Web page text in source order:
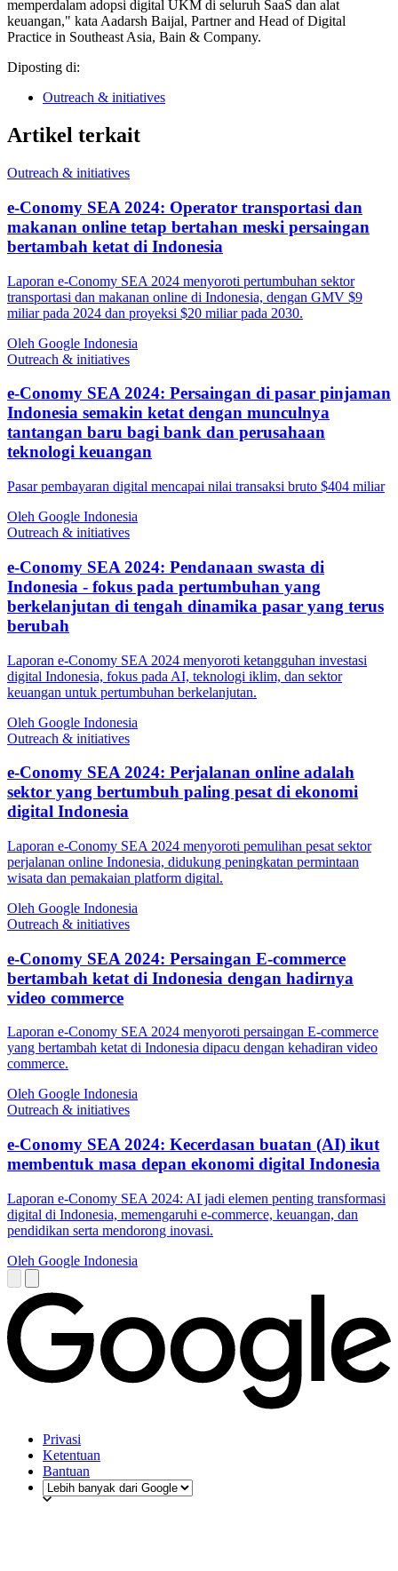
memperdalam adopsi digital UKM di seluruh SaaS dan alat
keuangan," kata Aadarsh Baijal, Partner and Head of Digital
Practice in Southeast Asia, Bain & Company.
Diposting di:
Outreach & initiatives
Artikel terkait
Outreach & initiatives
e-Conomy SEA 2024: Operator transportasi dan
makanan online tetap bertahan meski persaingan
bertambah ketat di Indonesia
Laporan e-Conomy SEA 2024 menyoroti pertumbuhan sektor
transportasi dan makanan online di Indonesia, dengan GMV $9
miliar pada 2024 dan proyeksi $20 miliar pada 2030.
Oleh Google Indonesia
Outreach & initiatives
e-Conomy SEA 2024: Persaingan di pasar pinjaman
Indonesia semakin ketat dengan munculnya
tantangan baru bagi bank dan perusahaan
teknologi keuangan
Pasar pembayaran digital mencapai nilai transaksi bruto $404 miliar
Oleh Google Indonesia
Outreach & initiatives
e-Conomy SEA 2024: Pendanaan swasta di
Indonesia - fokus pada pertumbuhan yang
berkelanjutan di tengah dinamika pasar yang terus
berubah
Laporan e-Conomy SEA 2024 menyoroti ketangguhan investasi
digital Indonesia, fokus pada AI, teknologi iklim, dan sektor
keuangan untuk pertumbuhan berkelanjutan.
Oleh Google Indonesia
Outreach & initiatives
e-Conomy SEA 2024: Perjalanan online adalah
sektor yang bertumbuh paling pesat di ekonomi
digital Indonesia
Laporan e-Conomy SEA 2024 menyoroti pemulihan pesat sektor
perjalanan online Indonesia, didukung peningkatan permintaan
wisata dan pemakaian platform digital.
Oleh Google Indonesia
Outreach & initiatives
e-Conomy SEA 2024: Persaingan E-commerce
bertambah ketat di Indonesia dengan hadirnya
video commerce
Laporan e-Conomy SEA 2024 menyoroti persaingan E-commerce
yang bertambah ketat di Indonesia dipacu dengan kehadiran video
commerce.
Oleh Google Indonesia
Outreach & initiatives
e-Conomy SEA 2024: Kecerdasan buatan (AI) ikut
membentuk masa depan ekonomi digital Indonesia
Laporan e-Conomy SEA 2024: AI jadi elemen penting transformasi
digital di Indonesia, memengaruhi e-commerce, keuangan, dan
pendidikan serta mendorong inovasi.
Oleh Google Indonesia
Privasi
Ketentuan
Bantuan